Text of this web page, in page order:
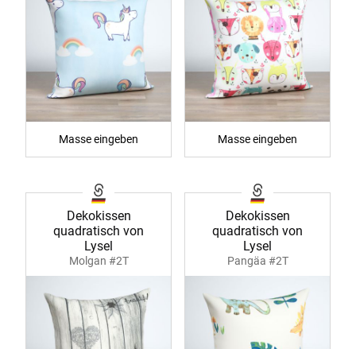
Masse eingeben Masse eingeben
Dekokissen
quadratisch von
Lysel
Molgan #2T
Dekokissen
quadratisch von
Lysel
Pangäa #2T